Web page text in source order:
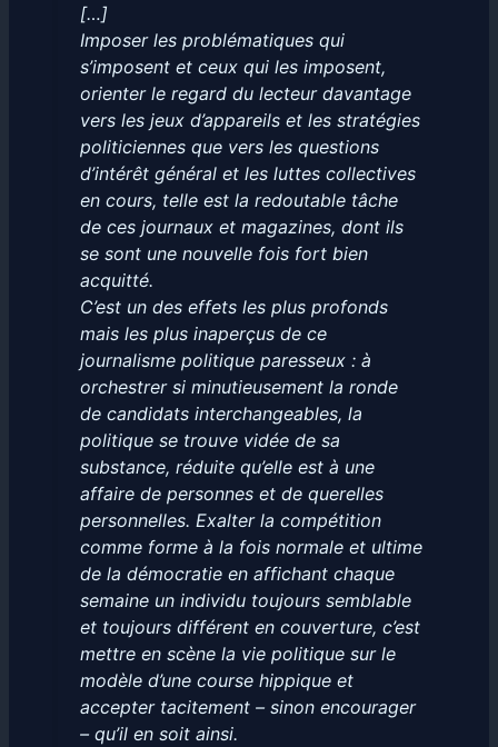
[…]
Imposer les problématiques qui
s’imposent et ceux qui les imposent,
orienter le regard du lecteur davantage
vers les jeux d’appareils et les stratégies
politiciennes que vers les questions
d’intérêt général et les luttes collectives
en cours, telle est la redoutable tâche
de ces journaux et magazines, dont ils
se sont une nouvelle fois fort bien
acquitté.
C’est un des effets les plus profonds
mais les plus inaperçus de ce
journalisme politique paresseux : à
orchestrer si minutieusement la ronde
de candidats interchangeables, la
politique se trouve vidée de sa
substance, réduite qu’elle est à une
affaire de personnes et de querelles
personnelles. Exalter la compétition
comme forme à la fois normale et ultime
de la démocratie en affichant chaque
semaine un individu toujours semblable
et toujours différent en couverture, c’est
mettre en scène la vie politique sur le
modèle d’une course hippique et
accepter tacitement – sinon encourager
– qu’il en soit ainsi.